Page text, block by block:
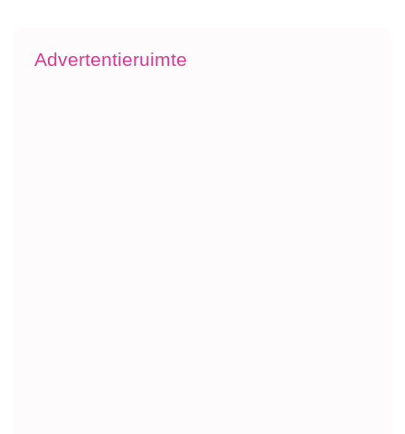
Advertentieruimte